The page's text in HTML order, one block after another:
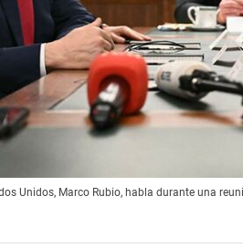
Unidos, Marco Rubio, habla durante una